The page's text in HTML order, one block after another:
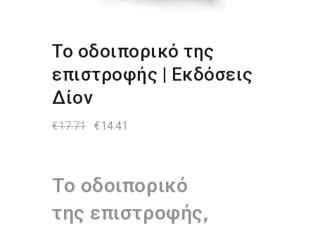
Το οδοιπορικό της
επιστροφής | Εκδόσεις
Δίον
€17.71
Original
€14.41
Το οδοιπορικό
της επιστροφής,